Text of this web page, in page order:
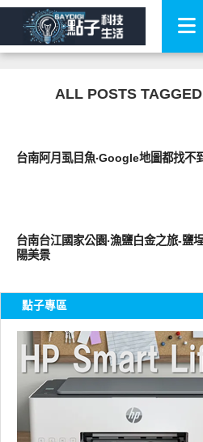
ALL POSTS
台南阿月虱目魚‧Google地圖都找不
台南台江國家公園‧漁鹽白金之旅-鹽
陽美景
點子專區